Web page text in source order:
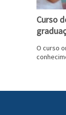
Curso
O curso